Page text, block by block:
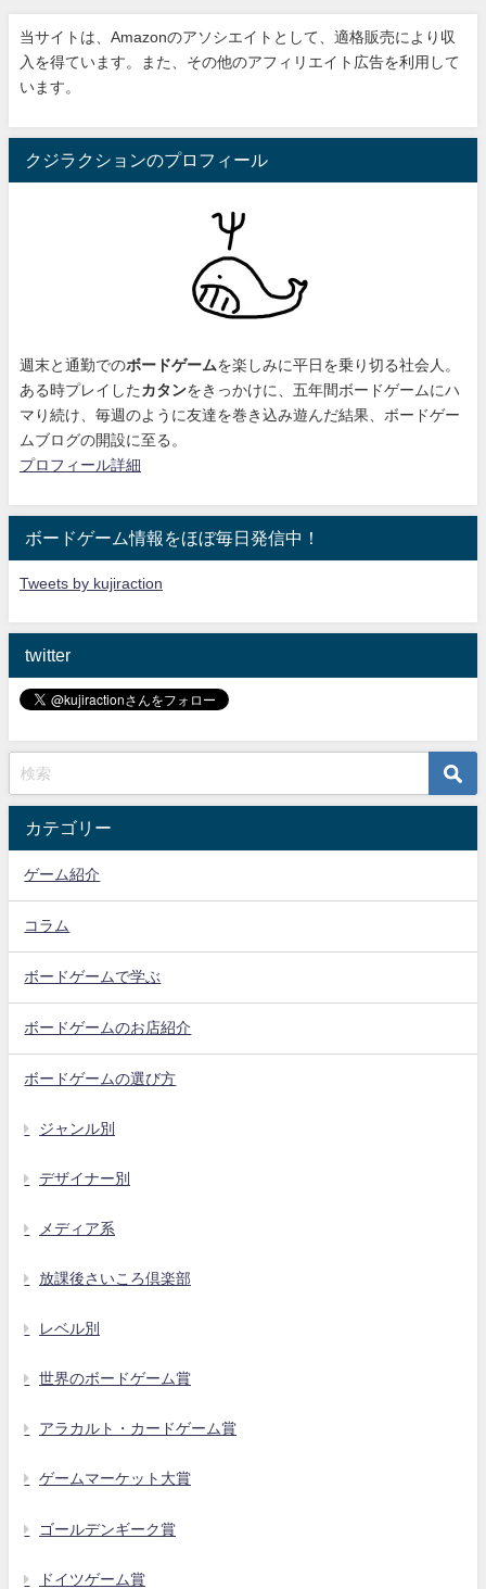
当サイトは、Amazonのアソシエイトとして、適格販売により収
入を得ています。また、その他のアフィリエイト広告を利用して
います。
クジラクションのプロフィール
週末と通勤でのボードゲームを楽しみに平日を乗り切る社会人。
ある時プレイした カタンをきっかけに、 五年間ボードゲームにハ
マり続け 、毎週のように友達を巻き込み遊んだ結果、ボードゲー
ムブログの開設に至る。
プロフィール詳細
ボードゲーム情報をほぼ毎日発信中！
Tweets by kujiraction
twitter
カテゴリー
ゲーム紹介
コラム
ボードゲームで学ぶ
ボードゲームのお店紹介
ボードゲームの選び方
ジャンル別
デザイナー別
メディア系
放課後さいころ倶楽部
レベル別
世界のボードゲーム賞
アラカルト・カードゲーム賞
ゲームマーケット大賞
ゴールデンギーク賞
ドイツゲーム賞